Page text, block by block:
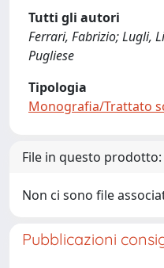
Tutti gli autori
Ferrari, Fabrizio; Lugli,
Pugliese
Tipologia
Monografia/Trattato
File in questo prodotto:
Non ci sono file
Pubblicazioni